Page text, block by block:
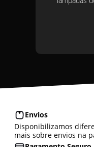
Envios
Disponibilizamos
mais sobre envios na